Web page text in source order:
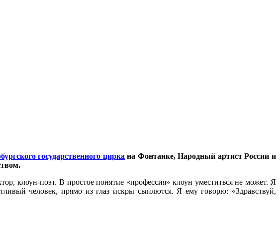
государственного цирка на Фонтанке, Народный артист России и
клоун-поэт. В простое понятие «профессия» клоун уместиться не может. Я
человек, прямо из глаз искры сыплются. Я ему говорю: «Здравствуй,